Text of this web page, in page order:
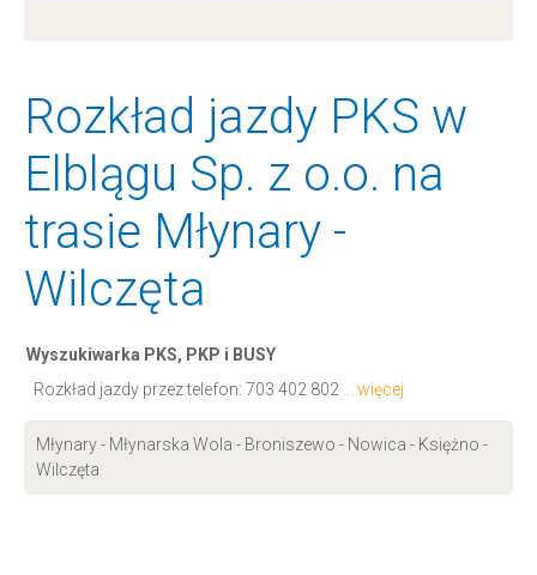
Rozkład jazdy PKS w
Elblągu Sp. z o.o. na
trasie Młynary -
Wilczęta
Wyszukiwarka PKS, PKP i BUSY
Rozkład jazdy przez telefon: 703 402 802 ... więcej
Młynary - Młynarska Wola - Broniszewo - Nowica - Księżno -
Wilczęta